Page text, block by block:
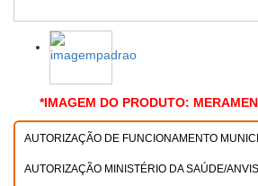
*IMAGEM DO PRODUTO:
AUTORIZAÇÃO DE FUNCIONAMENTO
AUTORIZAÇÃO MINISTÉRIO DA SAÚDE/